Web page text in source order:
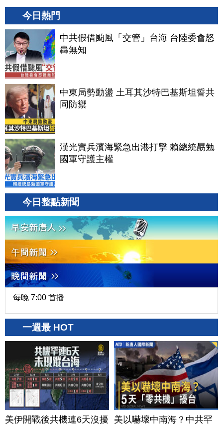
今日熱門
中共假借颱風「交管」台海 台陸委會怒
轟無知
中東局勢動盪 土耳其沙特巴基斯坦誓共
同防禦
漢光實兵濱海緊急出港打擊 賴總統勗勉
國軍守護主權
今日整點新聞
每晚 7:00 首播
一週最 HOT
美伊開戰後共機連6天沒擾
美以嚇壞中南海？中共罕